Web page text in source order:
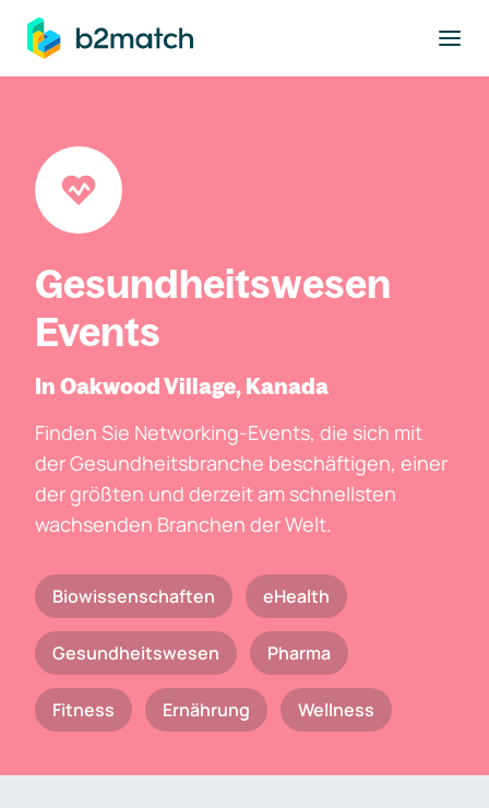
springen
Gesundheitswesen
Events
In Oakwood Village, Kanada
Finden Sie Networking-Events, die sich mit
der Gesundheitsbranche beschäftigen, einer
der größten und derzeit am schnellsten
wachsenden Branchen der Welt.
Biowissenschaften eHealth
Gesundheitswesen Pharma
Fitness Ernährung Wellness